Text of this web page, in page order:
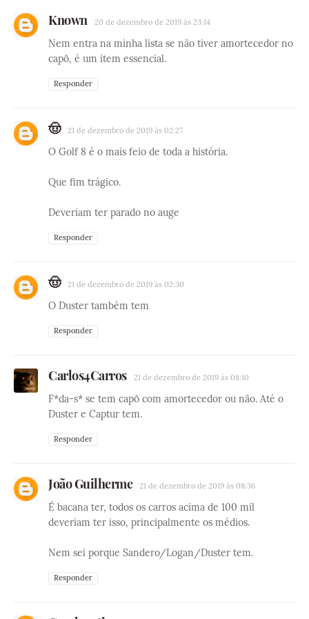
Known 20 de dezembro de 2019 às 23:14
Nem entra na minha lista se não tiver amortecedor no
capô, é um item essencial.
Responder
🤠 21 de dezembro de 2019 às 02:27
O Golf 8 é o mais feio de toda a história.
Que fim trágico.
Deveriam ter parado no auge
Responder
🤠 21 de dezembro de 2019 às 02:30
O Duster também tem
Responder
Carlos4Carros 21 de dezembro de 2019 às 08:10
F*da-s* se tem capô com amortecedor ou não. Até o
Duster e Captur tem.
Responder
João Guilherme 21 de dezembro de 2019 às 08:36
É bacana ter, todos os carros acima de 100 mil
deveriam ter isso, principalmente os médios.
Nem sei porque Sandero/Logan/Duster tem.
Responder